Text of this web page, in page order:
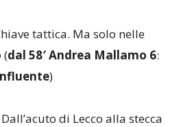
tattica. Ma solo nelle
(dal 58′ Andrea Mallamo 6:
)
Dall’acuto di Lecco alla stecca